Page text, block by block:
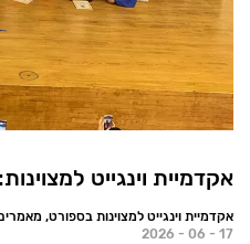
אקדמיית וינגייט
17 - 06 - 2026